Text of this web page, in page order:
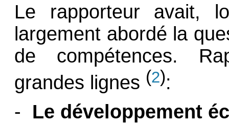
Le rapporteur avait,
largement abordé la
de compétences.
grandes lignes (2):
- Le développement